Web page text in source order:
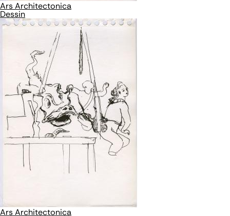
Ars Architectonica
Dessin
Ars Architectonica